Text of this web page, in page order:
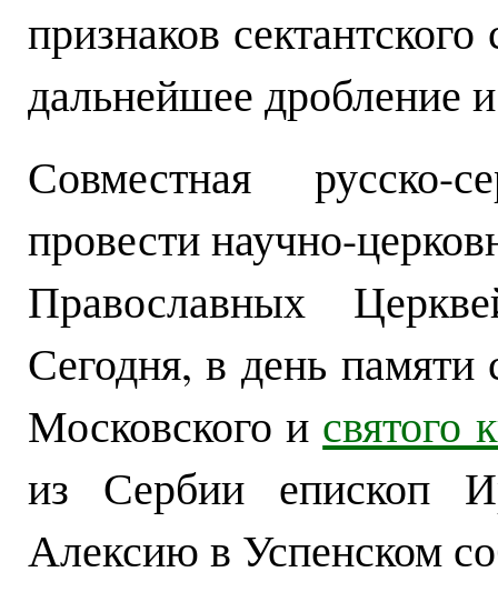
признаков
дальнейшее дробление
Совместная русско-
провести научно-
Православных
Сегодня, в день
Московского и святого
из Сербии епископ
Алексию в Успенском